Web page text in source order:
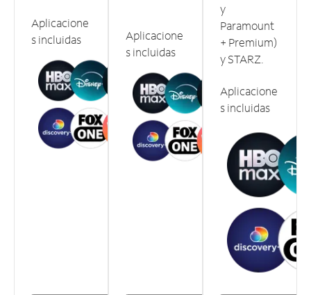
Aplicacione
s incluidas
Aplicacione
s incluidas
y
Paramount
+ Premium)
y STARZ.
Aplicacione
s incluidas